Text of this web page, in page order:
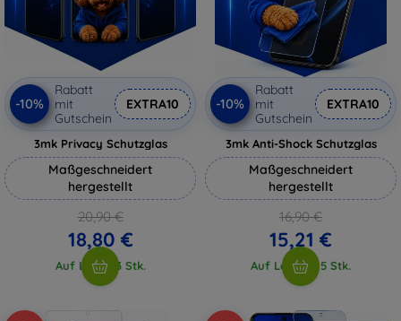
-10%
Rabatt
mit
Gutschein
EXTRA10
3mk Privacy Schutzglas
Maßgeschneidert
hergestellt
20,90 €
18,80 €
Auf Lager 3 Stk.
-10%
Rabatt
mit
Gutschein
EXTRA10
3mk Anti-Shock Schutzglas
Maßgeschneidert
hergestellt
16,90 €
15,21 €
Auf Lager > 5 Stk.